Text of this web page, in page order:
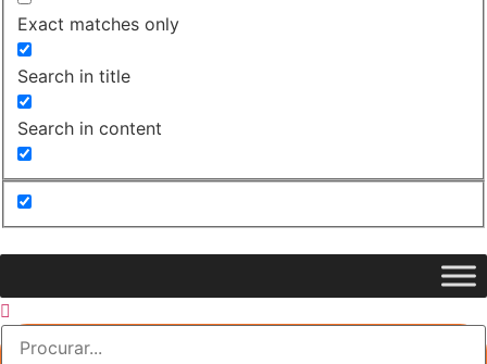
Exact matches only
Search in title
Search in content